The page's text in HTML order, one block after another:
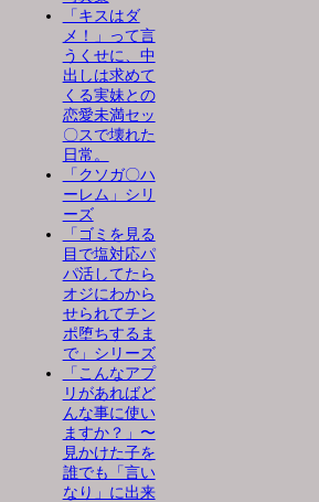
「キスはダ
メ！」って言
うくせに、中
出しは求めて
くる実妹との
恋愛未満セッ
〇スで壊れた
日常。
「クソガ〇ハ
ーレム」シリ
ーズ
「ゴミを見る
目で塩対応パ
パ活してたら
オジにわから
せられてチン
ポ堕ちするま
で」シリーズ
「こんなアプ
リがあればど
んな事に使い
ますか？」〜
見かけた子を
誰でも「言い
なり」に出来